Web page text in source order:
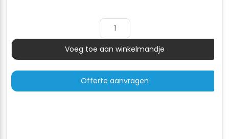
Aantal
Voeg toe aan winkelmandje
Offerte aanvragen